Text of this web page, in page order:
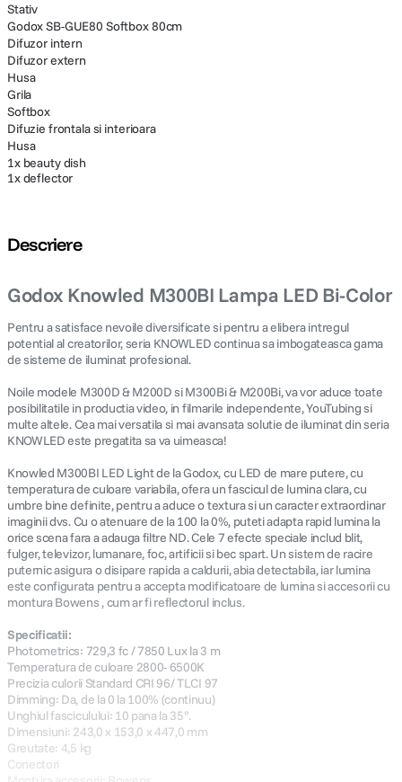
Stativ
Godox SB-GUE80 Softbox 80cm
Difuzor intern
Difuzor extern
Husa
Grila
Softbox
Difuzie frontala si interioara
Husa
1x beauty dish
1x deflector
Descriere
Godox Knowled M300BI Lampa LED Bi-Color
Pentru a satisface nevoile diversificate si pentru a elibera intregul
potential al creatorilor, seria KNOWLED continua sa imbogateasca gama
de sisteme de iluminat profesional.
Noile modele M300D & M200D si M300Bi & M200Bi, va vor aduce toate
posibilitatile in productia video, in filmarile independente, YouTubing si
multe altele. Cea mai versatila si mai avansata solutie de iluminat din seria
KNOWLED este pregatita sa va uimeasca!
Knowled M300BI LED Light de la Godox, cu LED de mare putere, cu
temperatura de culoare variabila, ofera un fascicul de lumina clara, cu
umbre bine definite, pentru a aduce o textura si un caracter extraordinar
imaginii dvs. Cu o atenuare de la 100 la 0%, puteti adapta rapid lumina la
orice scena fara a adauga filtre ND. Cele 7 efecte speciale includ blit,
fulger, televizor, lumanare, foc, artificii si bec spart. Un sistem de racire
puternic asigura o disipare rapida a caldurii, abia detectabila, iar lumina
este configurata pentru a accepta modificatoare de lumina si accesorii cu
montura Bowens , cum ar fi reflectorul inclus.
Specificatii:
Photometrics: 729,3 fc / 7850 Lux la 3 m
Temperatura de culoare 2800- 6500K
Precizia culorii Standard CRI 96/ TLCI 97
Dimming: Da, de la 0 la 100% (continuu)
Unghiul fasciculului: 10 pana la 35°.
Dimensiuni: 243,0 x 153,0 x 447,0 mm
Greutate: 4,5 kg
Conectori